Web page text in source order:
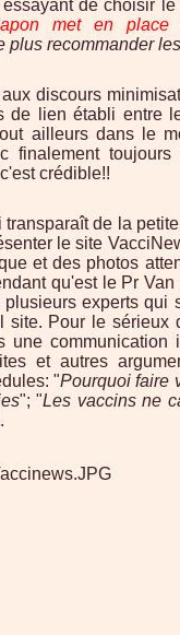
de choisir
met en place
plus recommander
discours
lien établi entre
ailleurs dans le
finalement
crédible!!
de la
le site
et des photos
qu'est le Pr
experts qui
Pour le sérieux
communication
et autres
"Pourquoi faire
"; "Les vaccins ne